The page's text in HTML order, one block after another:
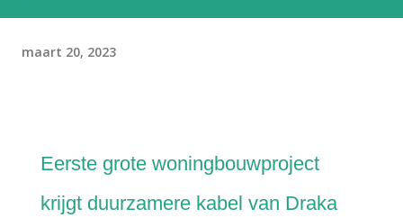
maart 20, 2023
Eerste grote woningbouwproject
krijgt duurzamere kabel van Draka